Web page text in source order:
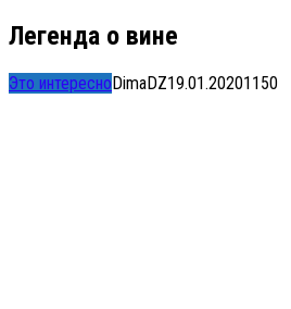
Легенда о вине
Это интересноDimaDZ19.01.20201150